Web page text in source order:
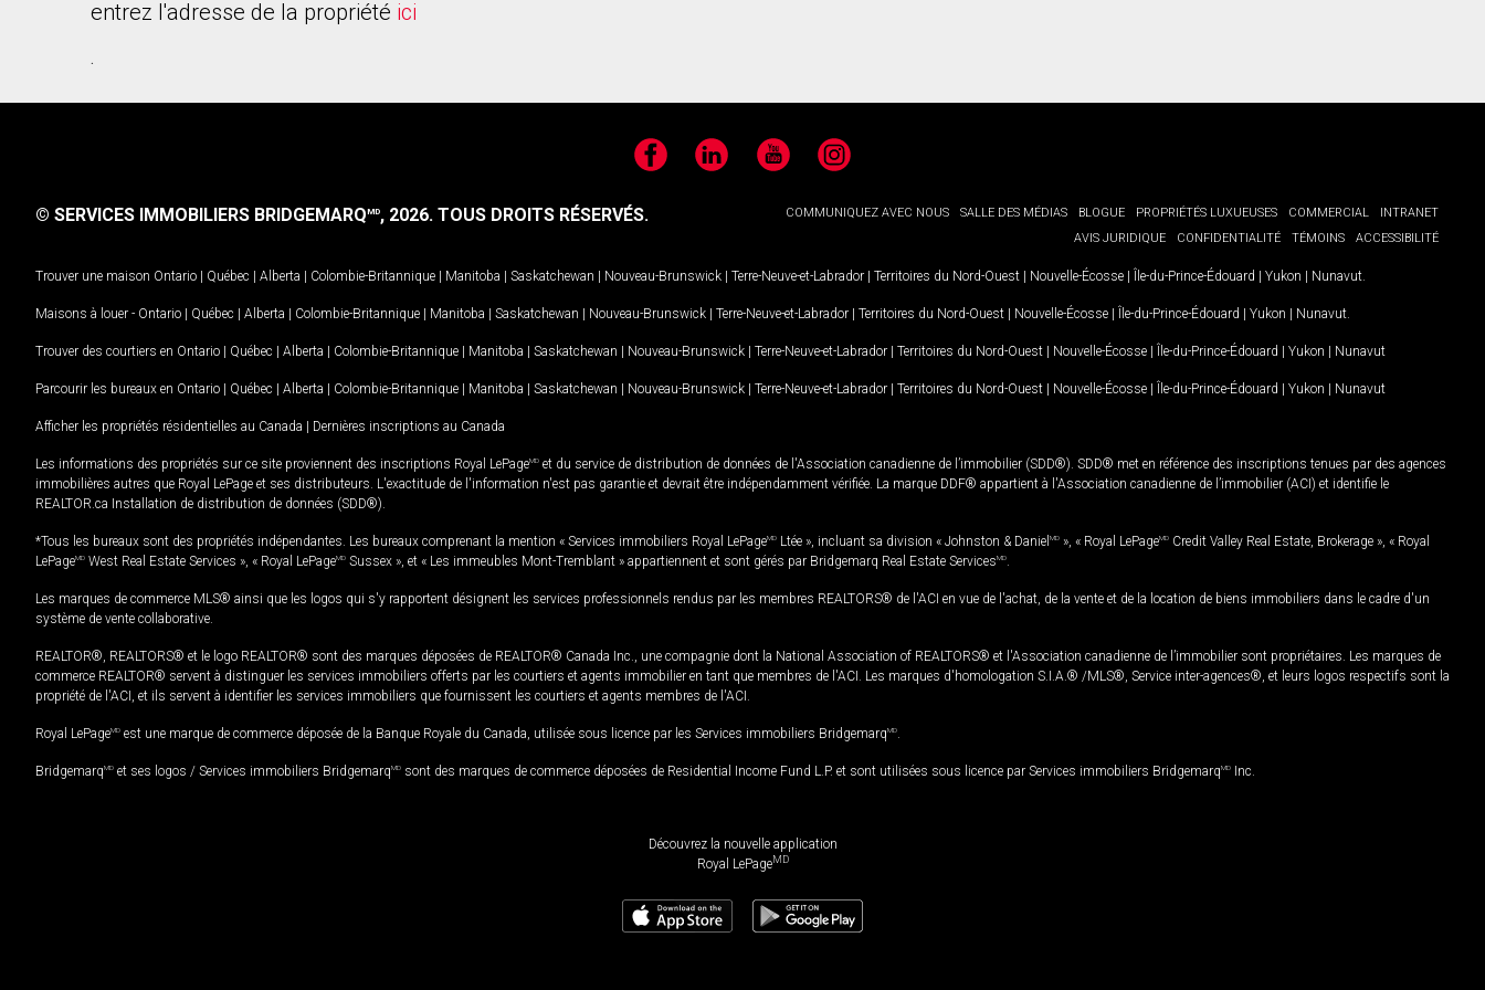
entrez l'adresse de la propriété ici
.
FacebookLinkedIn YouTubeInstagram
COMMUNIQUEZ AVEC NOUS SALLE DES MÉDIAS BLOGUE PROPRIÉTÉS LUXUEUSES COMMERCIAL
INTRANET
AVIS JURIDIQUE
CONFIDENTIALITÉ TÉMOINS ACCESSIBILITÉ
© SERVICES IMMOBILIERS BRIDGEMARQMD, 2026. TOUS DROITS RÉSERVÉS.
Trouver une maison Ontario | Québec | Alberta | Colombie-Britannique | Manitoba | Saskatchewan | Nouveau-Brunswick | Terre-Neuve-et-Labrador | Territoires du Nord-Ouest | Nouvelle-Écosse | Île-du-Prince-Édouard | Yukon | Nunavut
Maisons à louer - Ontario | Québec | Alberta | Colombie-Britannique | Manitoba | Saskatchewan | Nouveau-Brunswick | Terre-Neuve-et-Labrador | Territoires du Nord-Ouest | Nouvelle-Écosse | Île-du-Prince-Édouard | Yukon | Nunavut
Trouver des courtiers en Ontario | Québec | Alberta | Colombie-Britannique | Manitoba | Saskatchewan | Nouveau-Brunswick | Terre-Neuve-et-Labrador | Territoires du Nord-Ouest | Nouvelle-Écosse | Île-du-Prince-Édouard | Yukon | Nunavut
Parcourir les bureaux en Ontario | Québec | Alberta | Colombie-Britannique | Manitoba | Saskatchewan | Nouveau-Brunswick | Terre-Neuve-et-Labrador | Territoires du Nord-Ouest | Nouvelle-Écosse | Île-du-Prince-Édouard | Yukon | Nunavut
Afficher les propriétés résidentielles au Canada | Dernières inscriptions au Canada
Les informations des propriétés sur ce site proviennent des inscriptions Royal LePageMD et du service de distribution de données de l'Association canadienne de l’immobilier (SDD®). SDD® met en référence des inscriptions tenues par des agences
immobilières autres que Royal LePage et ses distributeurs. L'exactitude de l'information n'est pas garantie et devrait être indépendamment vérifiée. La marque DDF® appartient à l'Association canadienne de l’immobilier (ACI) et identifie le
REALTOR.ca Installation de distribution de données (SDD®).
*Tous les bureaux sont des propriétés indépendantes. Les bureaux comprenant la mention « Services immobiliers Royal LePageMD Ltée », incluant sa division « Johnston & Daniel MD », « Royal LePageMD Credit Valley Real Estate, Brokerage », « Royal
LePageMD West Real Estate Services », « Royal LePageMD Sussex », et « Les immeubles Mont-Tremblant » appartiennent et sont gérés par Bridgemarq Real Estate ServicesMD
Les marques de commerce MLS® ainsi que les logos qui s'y rapportent désignent les services professionnels rendus par les membres REALTORS® de l'ACI en vue de l'achat, de la vente et de la location de biens immobiliers dans le cadre d'un
système de vente collaborative.
REALTOR®, REALTORS® et le logo REALTOR® sont des marques déposées de REALTOR® Canada Inc., une compagnie dont la National Association of REALTORS® et l'Association canadienne de l’immobilier sont propriétaires. Les marques de
commerce REALTOR® servent à distinguer les services immobiliers offerts par les courtiers et agents immobilier en tant que membres de l'ACI. Les marques d'homologation S.I.A.® /MLS®, Service inter-agences®, et leurs logos respectifs sont la
propriété de l'ACI, et ils servent à identifier les services immobiliers que fournissent les courtiers et agents membres de l'ACI.
Royal LePageMD est une marque de commerce déposée de la Banque Royale du Canada, utilisée sous licence par les Services immobiliers BridgemarqMD
BridgemarqMD et ses logos / Services immobiliers BridgemarqMD sont des marques de commerce déposées de Residential Income Fund L.P. et sont utilisées sous licence par Services immobiliers BridgemarqMD Inc.
Découvrez la nouvelle application
Royal LePageMD